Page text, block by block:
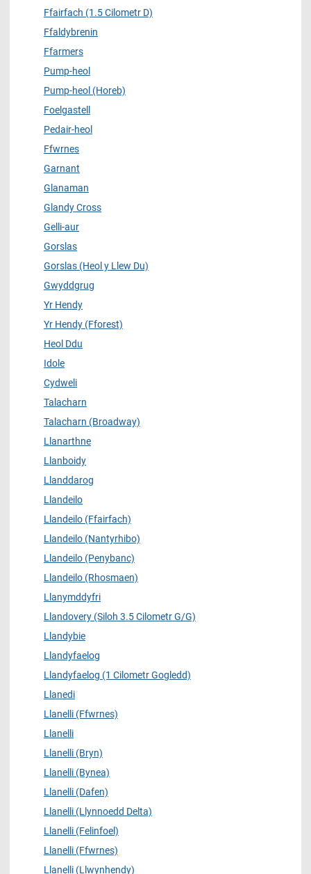
Ffairfach (1.5 Cilometr D)
Ffaldybrenin
Ffarmers
Pump-heol
Pump-heol (Horeb)
Foelgastell
Pedair-heol
Ffwrnes
Garnant
Glanaman
Glandy Cross
Gelli-aur
Gorslas
Gorslas (Heol y Llew Du)
Gwyddgrug
Yr Hendy
Yr Hendy (Fforest)
Heol Ddu
Idole
Cydweli
Talacharn
Talacharn (Broadway)
Llanarthne
Llanboidy
Llanddarog
Llandeilo
Llandeilo (Ffairfach)
Llandeilo (Nantyrhibo)
Llandeilo (Penybanc)
Llandeilo (Rhosmaen)
Llanymddyfri
Llandovery (Siloh 3.5 Cilometr G/G)
Llandybie
Llandyfaelog
Llandyfaelog (1 Cilometr Gogledd)
Llanedi
Llanelli (Ffwrnes)
Llanelli
Llanelli (Bryn)
Llanelli (Bynea)
Llanelli (Dafen)
Llanelli (Llynnoedd Delta)
Llanelli (Felinfoel)
Llanelli (Ffwrnes)
Llanelli (Llwynhendy)